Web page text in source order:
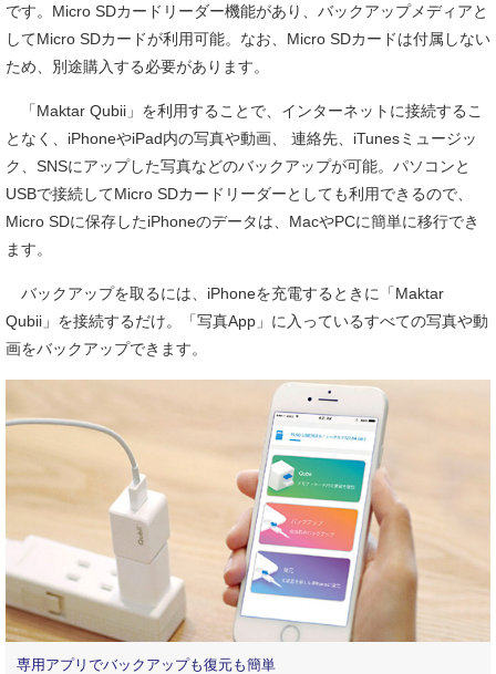
です。Micro SDカードリーダー機能があり、バックアップメディアと
してMicro SDカードが利用可能。なお、Micro SDカードは付属しない
ため、別途購入する必要があります。
「Maktar Qubii」を利用することで、インターネットに接続するこ
となく、iPhoneやiPad内の写真や動画、 連絡先、iTunesミュージッ
ク、SNSにアップした写真などのバックアップが可能。パソコンと
USBで接続してMicro SDカードリーダーとしても利用できるので、
Micro SDに保存したiPhoneのデータは、MacやPCに簡単に移行でき
ます。
バックアップを取るには、iPhoneを充電するときに「Maktar
Qubii」を接続するだけ。「写真App」に入っているすべての写真や動
画をバックアップできます。
専用アプリでバックアップも復元も簡単